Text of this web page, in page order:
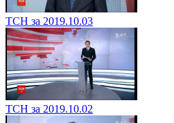
ТСН за 2019.10.03
ТСН за 2019.10.02